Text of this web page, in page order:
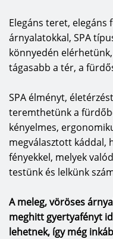
Elegáns teret, elegáns
árnyalatokkal, SPA
könnyedén
tágasabb a tér, a
SPA élményt,
teremthetünk a
kényelmes,
megválasztott káddal,
fényekkel, melyek
testünk és lelkünk
A meleg, vöröses
meghitt gyertyafényt
lehetnek, így még